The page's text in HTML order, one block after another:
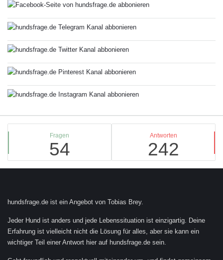
Stats
Fragen
54
Antworten
242
hundsfrage.de ist ein Angebot von Tobias Brey.
Jeder Hund ist anders und jede Lebenssituation ist einzigartig. Deine
Erfahrung ist vielleicht nicht die Lösung für alles, aber sie kann ein
wichtiger Teil einer Antwort hier auf hundsfrage.de sein.